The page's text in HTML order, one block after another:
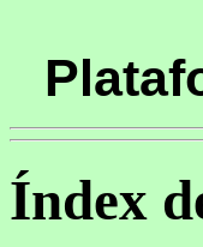
Índex